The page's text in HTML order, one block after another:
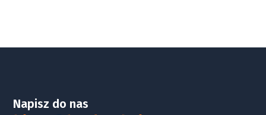
Napisz do nas